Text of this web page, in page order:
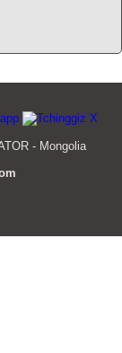
- Mongolia